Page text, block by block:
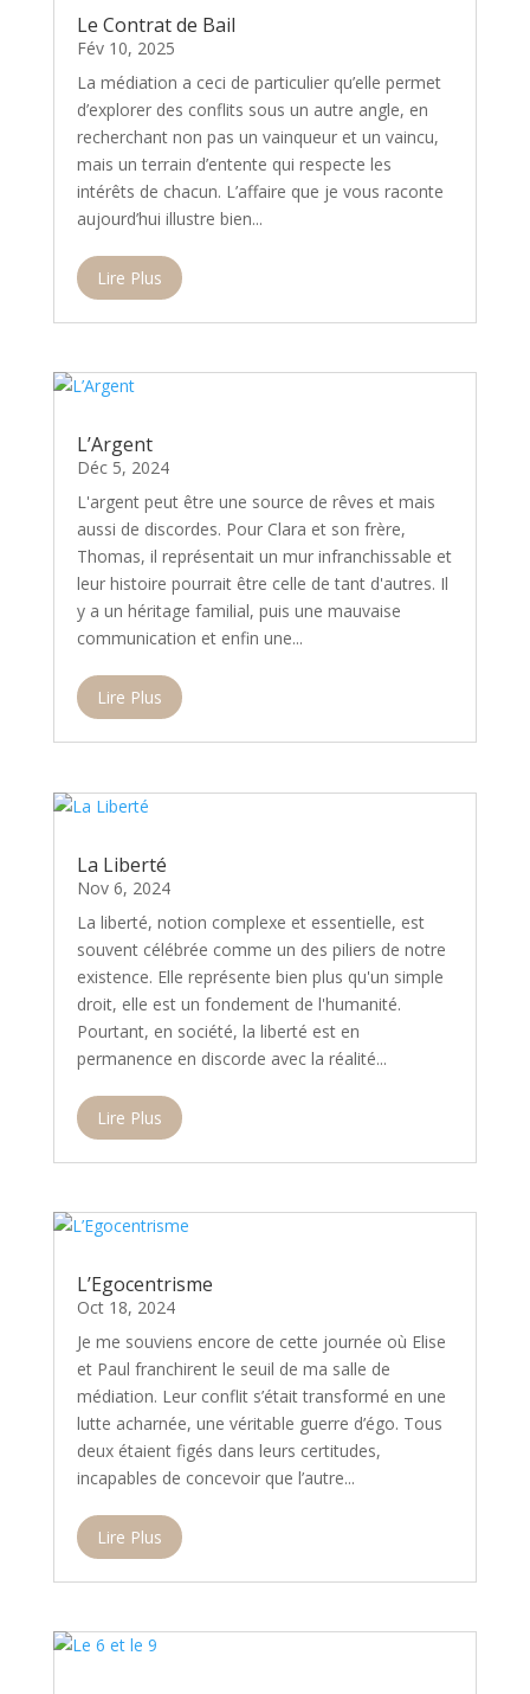
Le Contrat de Bail
Fév 10, 2025
La médiation a ceci de particulier qu’elle permet
d’explorer des conflits sous un autre angle, en
recherchant non pas un vainqueur et un vaincu,
mais un terrain d’entente qui respecte les
intérêts de chacun. L’affaire que je vous raconte
aujourd’hui illustre bien...
Lire Plus
L’Argent
Déc 5, 2024
L'argent peut être une source de rêves et mais
aussi de discordes. Pour Clara et son frère,
Thomas, il représentait un mur infranchissable et
leur histoire pourrait être celle de tant d'autres. Il
y a un héritage familial, puis une mauvaise
communication et enfin une...
Lire Plus
La Liberté
Nov 6, 2024
La liberté, notion complexe et essentielle, est
souvent célébrée comme un des piliers de notre
existence. Elle représente bien plus qu'un simple
droit, elle est un fondement de l'humanité.
Pourtant, en société, la liberté est en
permanence en discorde avec la réalité...
Lire Plus
L’Egocentrisme
Oct 18, 2024
Je me souviens encore de cette journée où Elise
et Paul franchirent le seuil de ma salle de
médiation. Leur conflit s’était transformé en une
lutte acharnée, une véritable guerre d’égo. Tous
deux étaient figés dans leurs certitudes,
incapables de concevoir que l’autre...
Lire Plus